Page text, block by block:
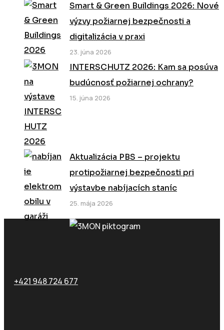
Smart & Green Buildings 2026: Nové
výzvy požiarnej bezpečnosti a
digitalizácia v praxi
23. júna 2026
INTERSCHUTZ 2026: Kam sa posúva
budúcnosť požiarnej ochrany?
15. júna 2026
Aktualizácia PBS – projektu
protipožiarnej bezpečnosti pri
výstavbe nabíjacích staníc
25. mája 2026
+421 948 724 677